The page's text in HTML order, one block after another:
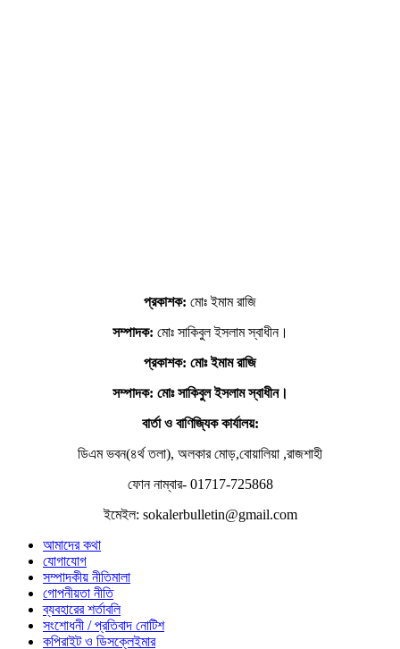
প্রকাশক: মোঃ ইমাম রাজি
সম্পাদক: মোঃ সাকিবুল ইসলাম স্বাধীন।
প্রকাশক: মোঃ ইমাম রাজি
সম্পাদক: মোঃ সাকিবুল ইসলাম স্বাধীন।
বার্তা ও বাণিজ্যিক কার্যালয়:
ডিএম ভবন(৪র্থ তলা), অলকার মোড়,বোয়ালিয়া ,রাজশাহী
ফোন নাম্বার- 01717-725868
ইমেইল: sokalerbulletin@gmail.com
আমাদের কথা
যোগাযোগ
সম্পাদকীয় নীতিমালা
গোপনীয়তা নীতি
ব্যবহারের শর্তাবলি
সংশোধনী / প্রতিবাদ নোটিশ
কপিরাইট ও ডিসক্লেইমার